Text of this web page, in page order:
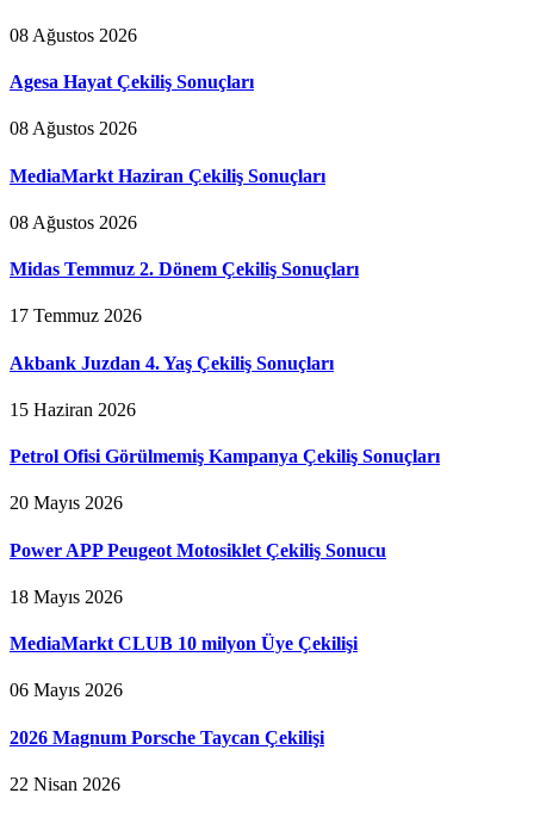
08 Ağustos 2026
Agesa Hayat Çekiliş Sonuçları
08 Ağustos 2026
MediaMarkt Haziran Çekiliş Sonuçları
08 Ağustos 2026
Midas Temmuz 2. Dönem Çekiliş Sonuçları
17 Temmuz 2026
Akbank Juzdan 4. Yaş Çekiliş Sonuçları
15 Haziran 2026
Petrol Ofisi Görülmemiş Kampanya Çekiliş Sonuçları
20 Mayıs 2026
Power APP Peugeot Motosiklet Çekiliş Sonucu
18 Mayıs 2026
MediaMarkt CLUB 10 milyon Üye Çekilişi
06 Mayıs 2026
2026 Magnum Porsche Taycan Çekilişi
22 Nisan 2026